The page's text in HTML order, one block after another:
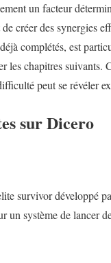
un facteur
créer des synergies
complétés, est
les chapitres
peut se révéler
sur Dicero
survivor développé
un système de lancer